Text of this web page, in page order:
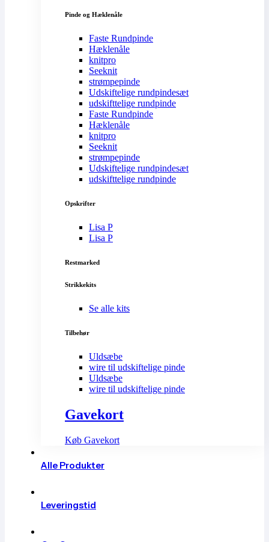
Pinde og Hæklenåle
Faste Rundpinde
Hæklenåle
knitpro
Seeknit
strømpepinde
Udskiftelige rundpindesæt
udskifttelige rundpinde
Faste Rundpinde
Hæklenåle
knitpro
Seeknit
strømpepinde
Udskiftelige rundpindesæt
udskifttelige rundpinde
Opskrifter
Lisa P
Lisa P
Restmarked
Strikkekits
Se alle kits
Tilbehør
Uldsæbe
wire til udskiftelige pinde
Uldsæbe
wire til udskiftelige pinde
Gavekort
Køb Gavekort
Alle Produkter
Leveringstid